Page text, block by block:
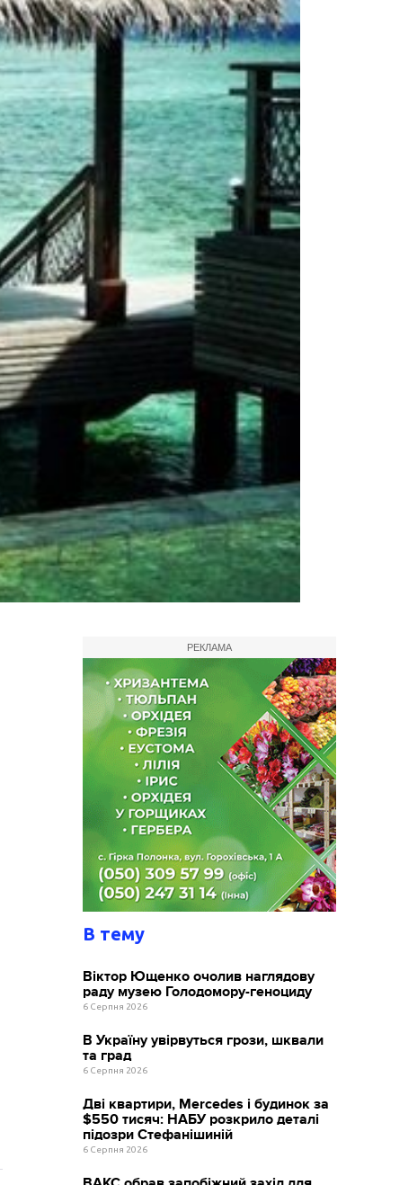
РЕКЛАМА
В тему
Віктор Ющенко очолив наглядову
раду музею Голодомору-геноциду
6 Серпня 2026
В Україну увірвуться грози, шквали
та град
6 Серпня 2026
Дві квартири, Mercedes і будинок за
$550 тисяч: НАБУ розкрило деталі
підозри Стефанішиній
6 Серпня 2026